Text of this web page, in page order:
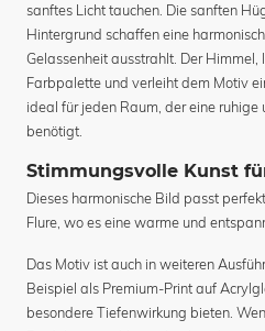
sanftes Licht tauchen. Die sanften
Hintergrund schaffen eine
Gelassenheit ausstrahlt. Der
Farbpalette und verleiht dem Motiv
ideal für jeden Raum, der eine
benötigt.
Stimmungsvolle Kunst
Dieses harmonische Bild passt
Flure, wo es eine warme und
Das Motiv ist auch in weiteren
Beispiel als Premium-Print auf
besondere Tiefenwirkung bieten.